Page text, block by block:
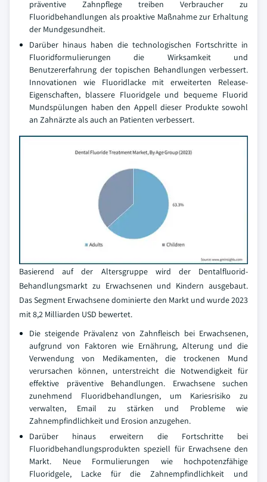
präventive Zahnpflege treiben Verbraucher zu
Fluoridbehandlungen als proaktive Maßnahme zur Erhaltung
der Mundgesundheit.
Darüber hinaus haben die technologischen Fortschritte in
Fluoridformulierungen die Wirksamkeit und
Benutzererfahrung der topischen Behandlungen verbessert.
Innovationen wie Fluoridlacke mit erweiterten Release-
Eigenschaften, blassere Fluoridgele und bequeme Fluorid
Mundspülungen haben den Appell dieser Produkte sowohl
an Zahnärzte als auch an Patienten verbessert.
Basierend auf der Altersgruppe wird der Dentalfluorid-
Behandlungsmarkt zu Erwachsenen und Kindern ausgebaut.
Das Segment Erwachsene dominierte den Markt und wurde 2023
mit 8,2 Milliarden USD bewertet.
Die steigende Prävalenz von Zahnfleisch bei Erwachsenen,
aufgrund von Faktoren wie Ernährung, Alterung und die
Verwendung von Medikamenten, die trockenen Mund
verursachen können, unterstreicht die Notwendigkeit für
effektive präventive Behandlungen. Erwachsene suchen
zunehmend Fluoridbehandlungen, um Kariesrisiko zu
verwalten, Email zu stärken und Probleme wie
Zahnempfindlichkeit und Erosion anzugehen.
Darüber hinaus erweitern die Fortschritte bei
Fluoridbehandlungsprodukten speziell für Erwachsene den
Markt. Neue Formulierungen wie hochpotenzfähige
Fluoridgele, Lacke für die Zahnempfindlichkeit und